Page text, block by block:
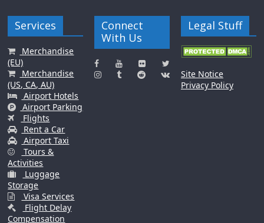
Services
Merchandise
(EU)
Merchandise
(US, CA, AU)
Airport Hotels
Airport Parking
Flights
Rent a Car
Airport Taxi
Tours &
Activities
Luggage
Storage
Visa Services
Flight Delay
Compensation
Connect
With Us
Legal Stuff
Site Notice
Privacy Policy